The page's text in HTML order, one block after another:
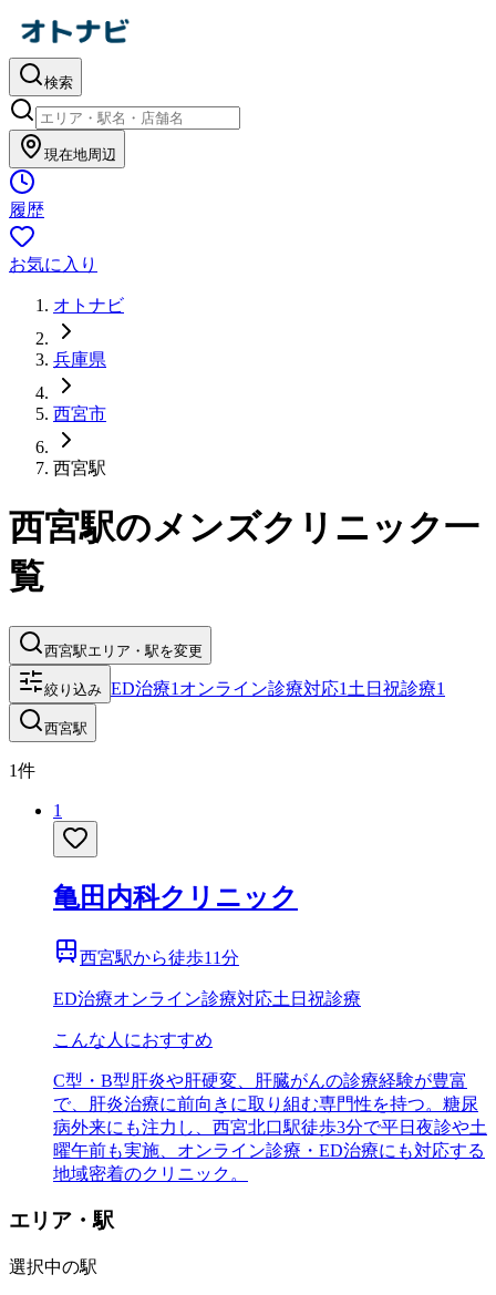
検索
現在地周辺
履歴
お気に入り
オトナビ
兵庫県
西宮市
西宮駅
西宮駅のメンズクリニック一
覧
西宮駅エリア・駅を変更
絞り込み ED治療1 オンライン診療対応1 土日祝診療1
西宮駅
1件
1
亀田内科クリニック
西宮駅から徒歩11分
ED治療オンライン診療対応土日祝診療
こんな人におすすめ
C型・B型肝炎や肝硬変、肝臓がんの診療経験が豊富
で、肝炎治療に前向きに取り組む専門性を持つ。糖尿
病外来にも注力し、西宮北口駅徒歩3分で平日夜診や土
曜午前も実施、オンライン診療・ED治療にも対応する
地域密着のクリニック。
エリア・駅
選択中の駅